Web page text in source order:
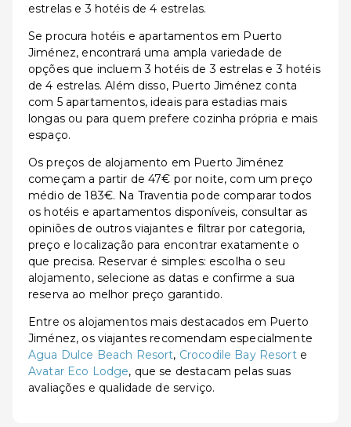
estrelas e 3 hotéis de 4 estrelas.
Se procura hotéis e apartamentos em Puerto
Jiménez, encontrará uma ampla variedade de
opções que incluem 3 hotéis de 3 estrelas e 3 hotéis
de 4 estrelas. Além disso, Puerto Jiménez conta
com 5 apartamentos, ideais para estadias mais
longas ou para quem prefere cozinha própria e mais
espaço.
Os preços de alojamento em Puerto Jiménez
começam a partir de 47€ por noite, com um preço
médio de 183€. Na Traventia pode comparar todos
os hotéis e apartamentos disponíveis, consultar as
opiniões de outros viajantes e filtrar por categoria,
preço e localização para encontrar exatamente o
que precisa. Reservar é simples: escolha o seu
alojamento, selecione as datas e confirme a sua
reserva ao melhor preço garantido.
Entre os alojamentos mais destacados em Puerto
Jiménez, os viajantes recomendam especialmente
Agua Dulce Beach Resort, Crocodile Bay Resorte
Avatar Eco Lodge, que se destacam pelas suas
avaliações e qualidade de serviço.